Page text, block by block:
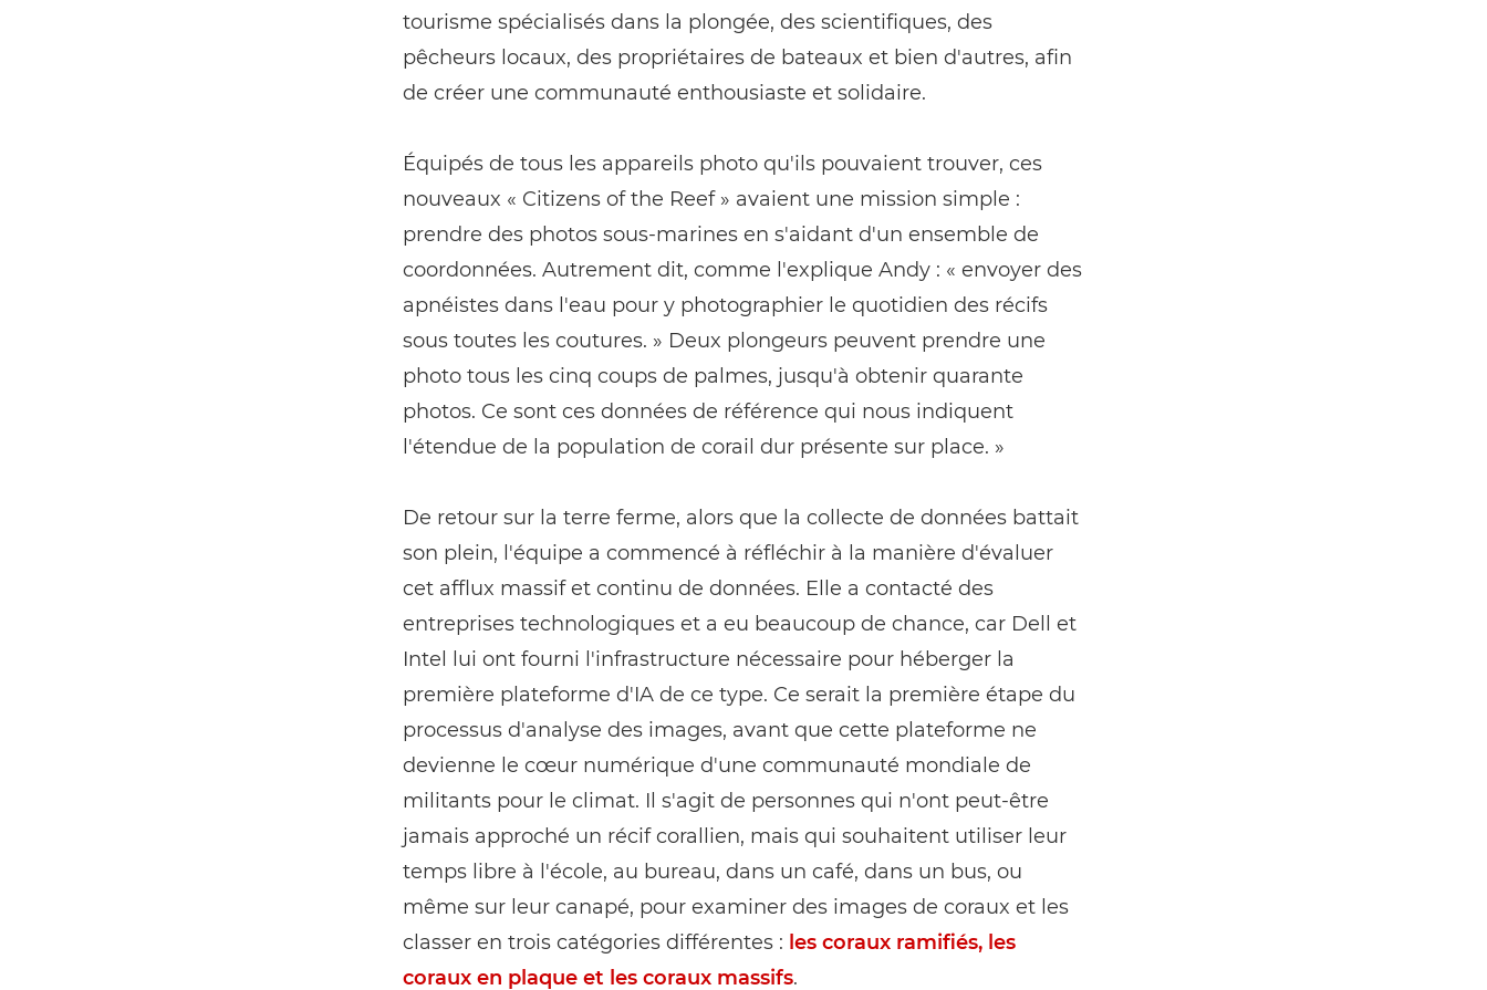
tourisme spécialisés dans la plongée, des scientifiques, des
pêcheurs locaux, des propriétaires de bateaux et bien d'autres, afin
de créer une communauté enthousiaste et solidaire.
Équipés de tous les appareils photo qu'ils pouvaient trouver, ces
nouveaux « Citizens of the Reef » avaient une mission simple :
prendre des photos sous-marines en s'aidant d'un ensemble de
coordonnées. Autrement dit, comme l'explique Andy : « envoyer des
apnéistes dans l'eau pour y photographier le quotidien des récifs
sous toutes les coutures. » Deux plongeurs peuvent prendre une
photo tous les cinq coups de palmes, jusqu'à obtenir quarante
photos. Ce sont ces données de référence qui nous indiquent
l'étendue de la population de corail dur présente sur place. »
De retour sur la terre ferme, alors que la collecte de données battait
son plein, l'équipe a commencé à réfléchir à la manière d'évaluer
cet afflux massif et continu de données. Elle a contacté des
entreprises technologiques et a eu beaucoup de chance, car Dell et
Intel lui ont fourni l'infrastructure nécessaire pour héberger la
première plateforme d'IA de ce type. Ce serait la première étape du
processus d'analyse des images, avant que cette plateforme ne
devienne le cœur numérique d'une communauté mondiale de
militants pour le climat. Il s'agit de personnes qui n'ont peut-être
jamais approché un récif corallien, mais qui souhaitent utiliser leur
temps libre à l'école, au bureau, dans un café, dans un bus, ou
même sur leur canapé, pour examiner des images de coraux et les
classer en trois catégories différentes : les coraux ramifiés, les
coraux en plaque et les coraux massifs.